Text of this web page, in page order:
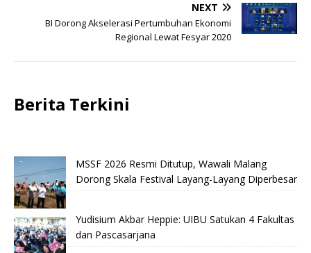
NEXT
BI Dorong Akselerasi Pertumbuhan Ekonomi
Regional Lewat Fesyar 2020
Berita Terkini
MSSF 2026 Resmi Ditutup, Wawali Malang
Dorong Skala Festival Layang-Layang Diperbesar
Yudisium Akbar Heppie: UIBU Satukan 4 Fakultas
dan Pascasarjana